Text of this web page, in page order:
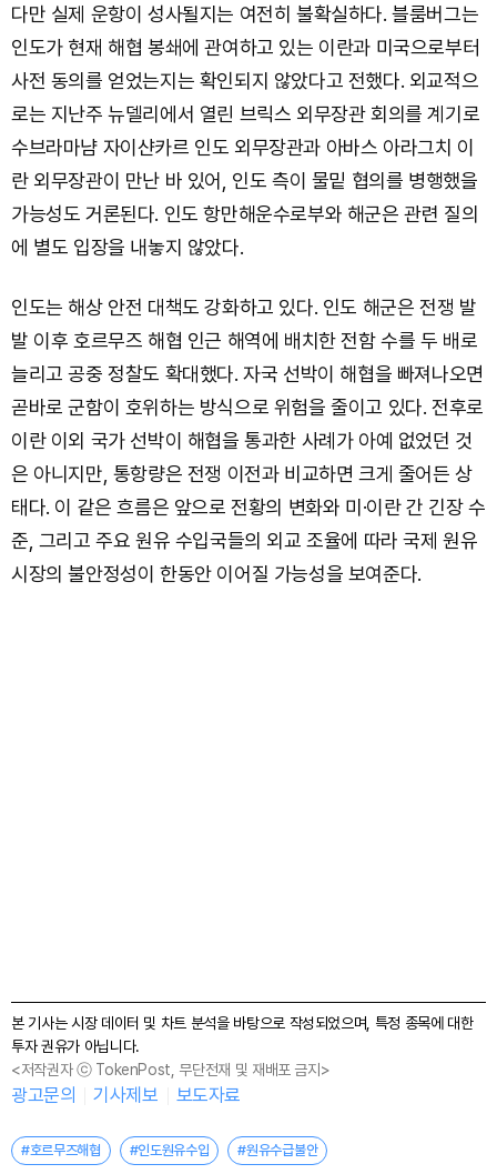
다만 실제 운항이 성사될지는 여전히 불확실하다. 블룸버그는
인도가 현재 해협 봉쇄에 관여하고 있는 이란과 미국으로부터
사전 동의를 얻었는지는 확인되지 않았다고 전했다. 외교적으
로는 지난주 뉴델리에서 열린 브릭스 외무장관 회의를 계기로
수브라마냠 자이샨카르 인도 외무장관과 아바스 아라그치 이
란 외무장관이 만난 바 있어, 인도 측이 물밑 협의를 병행했을
가능성도 거론된다. 인도 항만해운수로부와 해군은 관련 질의
에 별도 입장을 내놓지 않았다.
인도는 해상 안전 대책도 강화하고 있다. 인도 해군은 전쟁 발
발 이후 호르무즈 해협 인근 해역에 배치한 전함 수를 두 배로
늘리고 공중 정찰도 확대했다. 자국 선박이 해협을 빠져나오면
곧바로 군함이 호위하는 방식으로 위험을 줄이고 있다. 전후로
이란 이외 국가 선박이 해협을 통과한 사례가 아예 없었던 것
은 아니지만, 통항량은 전쟁 이전과 비교하면 크게 줄어든 상
태다. 이 같은 흐름은 앞으로 전황의 변화와 미·이란 간 긴장 수
준, 그리고 주요 원유 수입국들의 외교 조율에 따라 국제 원유
시장의 불안정성이 한동안 이어질 가능성을 보여준다.
본 기사는 시장 데이터 및 차트 분석을 바탕으로 작성되었으며, 특정 종목에 대한
투자 권유가 아닙니다.
<저작권자 ⓒ TokenPost, 무단전재 및 재배포 금지>
광고문의 기사제보 보도자료
#호르무즈해협 #인도원유수입 #원유수급불안